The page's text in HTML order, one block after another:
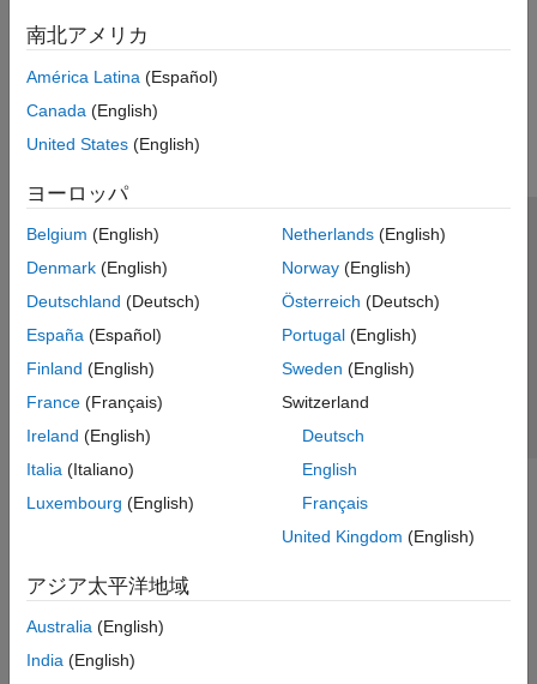
パフォーマンスの最適化とトラブルシュ
Simscape Battery
Simscape Driveline
Simscape Electrical
Simscape Fluids
Simscape Multibody
南北アメリカ
América Latina (Español)
Canada (English)
United States (English)
ヨーロッパ
Belgium (English)
Denmark (English)
Deutschland (Deutsch)
España (Español)
Finland (English)
France (Français)
Ireland (English)
Italia (Italiano)
Luxembourg (English)
Netherlands(English)
Norway(English)
Österreich (Deutsch)
Portugal(English)
Sweden (English)
Switzerland
Deutsch
English
Français
United Kingdom (English)
アジア太平洋地域
Australia (English)
India (English)
トラストセンター
プライバシー ポリシー
違法コピー防止
アプリケーション ステータス
© 1994-2026 The MathWorks, Inc.